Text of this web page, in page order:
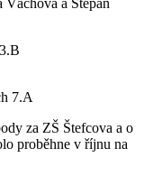
7.A
za ZŠ Štefcova a o
proběhne v říjnu na